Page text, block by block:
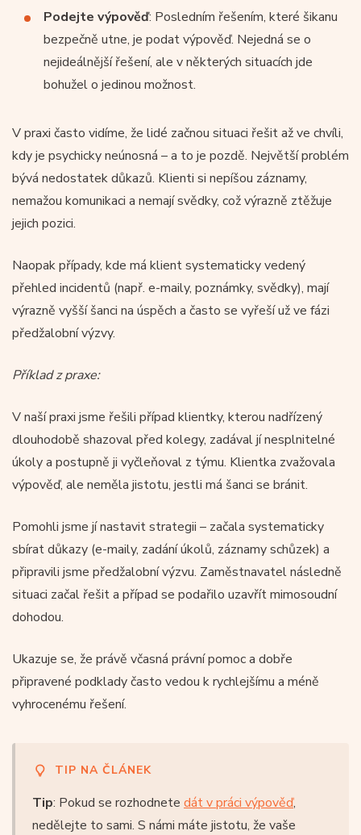
Podejte výpověď: Posledním řešením, které šikanu
bezpečně utne, je podat výpověď. Nejedná se o
nejideálnější řešení, ale v některých situacích jde
bohužel o jedinou možnost.
V praxi často vidíme, že lidé začnou situaci řešit až ve chvíli,
kdy je psychicky neúnosná – a to je pozdě. Největší problém
bývá nedostatek důkazů. Klienti si nepíšou záznamy,
nemažou komunikaci a nemají svědky, což výrazně ztěžuje
jejich pozici.
Naopak případy, kde má klient systematicky vedený
přehled incidentů (např. e-maily, poznámky, svědky), mají
výrazně vyšší šanci na úspěch a často se vyřeší už ve fázi
předžalobní výzvy.
Příklad z praxe:
V naší praxi jsme řešili případ klientky, kterou nadřízený
dlouhodobě shazoval před kolegy, zadával jí nesplnitelné
úkoly a postupně ji vyčleňoval z týmu. Klientka zvažovala
výpověď, ale neměla jistotu, jestli má šanci se bránit.
Pomohli jsme jí nastavit strategii – začala systematicky
sbírat důkazy (e-maily, zadání úkolů, záznamy schůzek) a
připravili jsme předžalobní výzvu. Zaměstnavatel následně
situaci začal řešit a případ se podařilo uzavřít mimosoudní
dohodou.
Ukazuje se, že právě včasná právní pomoc a dobře
připravené podklady často vedou k rychlejšímu a méně
vyhrocenému řešení.
TIP NA ČLÁNEK
Tip: Pokud se rozhodnete dát v práci výpověď,
nedělejte to sami. S námi máte jistotu, že vaše